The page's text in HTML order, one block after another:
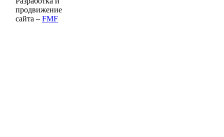
продвижение
сайта – FMF